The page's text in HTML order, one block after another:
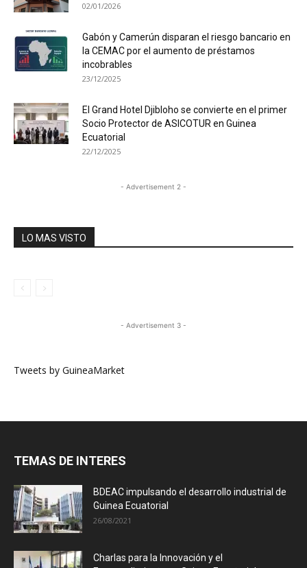
02/01/2026
Gabón y Camerún disparan el riesgo bancario en
la CEMAC por el aumento de préstamos
incobrables
23/12/2025
El Grand Hotel Djibloho se convierte en el primer
Socio Protector de ASICOTUR en Guinea
Ecuatorial
22/12/2025
- Advertisement 2 -
LO MAS VISTO
- Advertisement 3 -
Tweets by GuineaMarket
TEMAS DE INTERES
BDEAC impulsando el desarrollo industrial de
Guinea Ecuatorial
26/08/2021
Charlas para la Innovación y el